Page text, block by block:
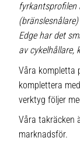
fyrkantsprofilen
Edge har det
av cykelhållare,
Våra kompletta
komplettera
verktyg följer
Våra takräcken
marknadsför.